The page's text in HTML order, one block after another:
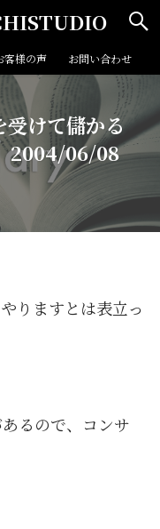
客様の声 お問い合わせ
受けて儲かる
2004/06/08
りますとは表立っ
るので、コンサ